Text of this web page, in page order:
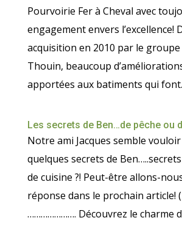
Pourvoirie Fer à Cheval avec
engagement envers l’excellence!
acquisition en 2010 par le groupe
Thouin, beaucoup
apportées aux batiments qui
Les secrets de Ben…de pêche ou
Notre ami Jacques semble
quelques secrets de
de cuisine ?! Peut-être allons-
réponse dans le prochain article!
…………………. Découvrez le charme